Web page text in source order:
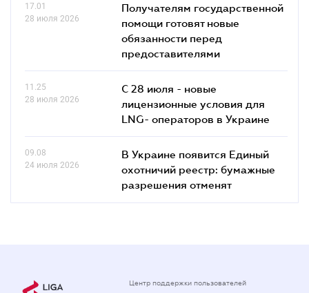
17.01
28 июля 2026
Получателям государственной
помощи готовят новые
обязанности перед
предоставителями
11.25
28 июля 2026
С 28 июля - новые
лицензионные условия для
LNG- операторов в Украине
09.08
24 июля 2026
В Украине появится Единый
охотничий реестр: бумажные
разрешения отменят
Центр поддержки пользователей